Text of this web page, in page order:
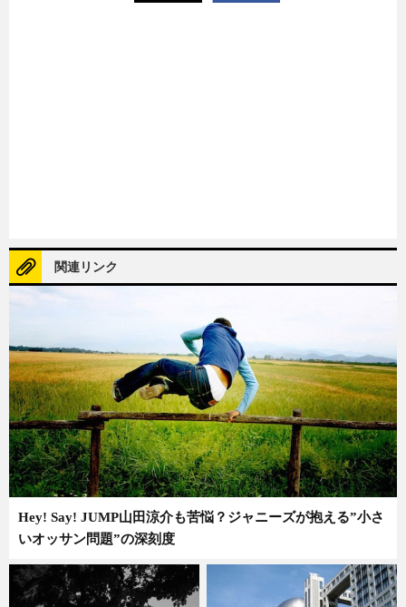
関連リンク
Hey! Say! JUMP山田涼介も苦悩？ジャニーズが抱える”小さ
いオッサン問題”の深刻度